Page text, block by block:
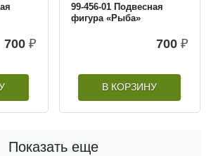
700 ₽
99-456-01 Подвесная
фигура «Рыба»
700 ₽
В КОРЗИНУ
Показать еще